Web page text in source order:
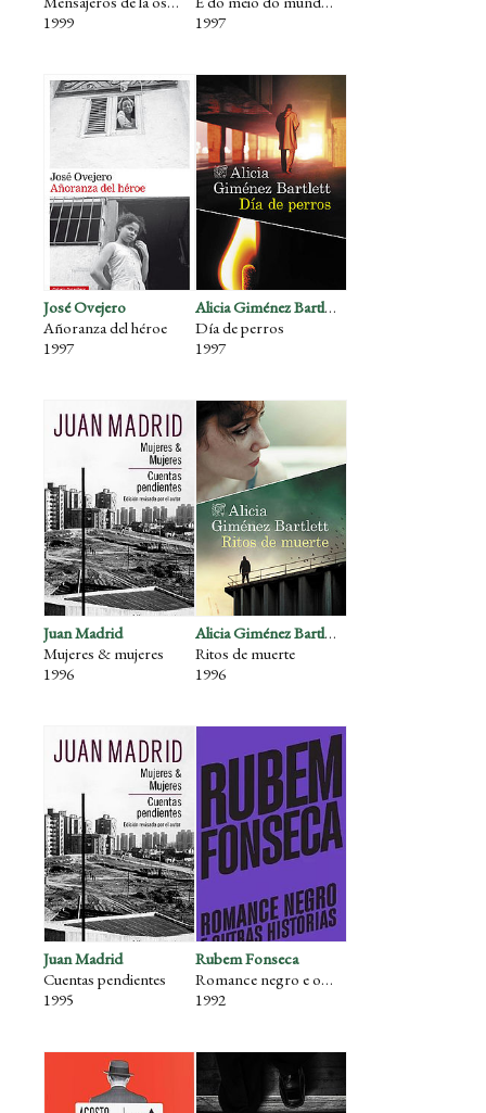
1999
1997
José Ovejero
Añoranza del héroe
1997
Alicia Giménez Bartlett
Día de perros
1997
Juan Madrid
Mujeres & mujeres
1996
Alicia Giménez Bartlett
Ritos de muerte
1996
Juan Madrid
Cuentas pendientes
1995
Rubem Fonseca
Romance negro e outras historias
1992